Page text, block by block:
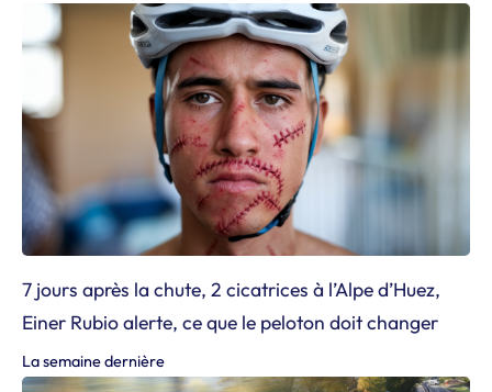
7 jours après la chute, 2 cicatrices à l’Alpe d’Huez,
Einer Rubio alerte, ce que le peloton doit changer
La semaine dernière